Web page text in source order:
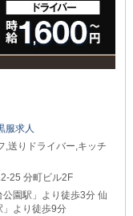
服求人
,送りドライバー,キッチ
25 分町ビル2F
園駅」より徒歩3分 仙
」より徒歩9分